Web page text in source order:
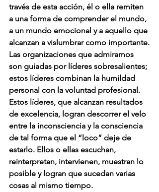
través de esta acción, él o ella remiten
a una forma de comprender el mundo,
a un mundo emocional y a aquello que
alcanzan a vislumbrar como importante.
Las organizaciones que admiramos
son guiadas por líderes sobresalientes;
estos líderes combinan la humildad
personal con la voluntad profesional.
Estos líderes, que alcanzan resultados
de excelencia, logran descorrer el velo
entre la inconsciencia y la consciencia
de tal forma que el “loco” deje de
estarlo. Ellos o ellas escuchan,
reinterpretan, intervienen, muestran lo
posible y logran que sucedan varias
cosas al mismo tiempo.